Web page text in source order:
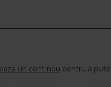
un cont nou pentru a